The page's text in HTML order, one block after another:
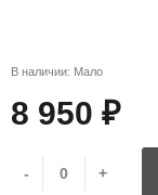
В наличии: Мало
8 950 ₽
- +